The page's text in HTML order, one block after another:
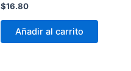
$16.80
Añadir al carrito